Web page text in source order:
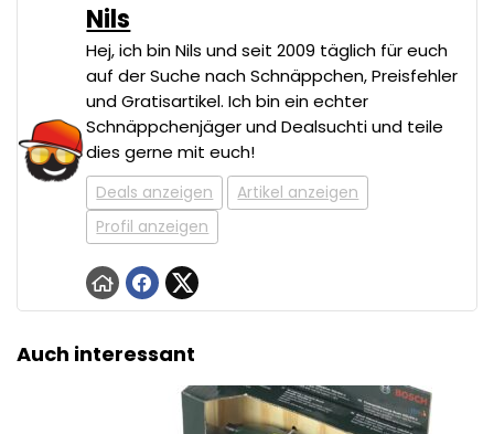
Nils
Hej, ich bin Nils und seit 2009 täglich für euch
auf der Suche nach Schnäppchen, Preisfehler
und Gratisartikel. Ich bin ein echter
Schnäppchenjäger und Dealsuchti und teile
dies gerne mit euch!
Deals anzeigen
Artikel anzeigen
Profil anzeigen
Auch interessant